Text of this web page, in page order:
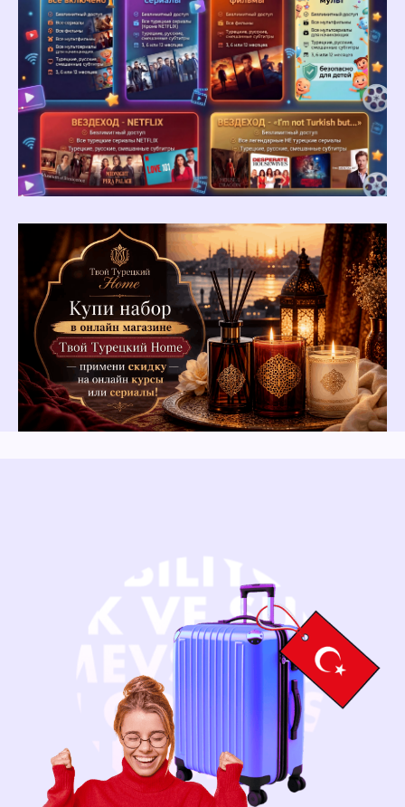
Длительность занятия
Заполните форму, мы свяжемся
с вами в течение 20 минут.
Остались вопросы?